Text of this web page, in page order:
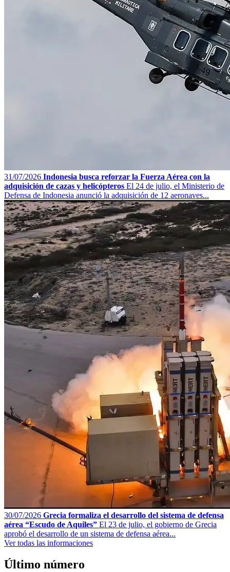
31/07/2026 Indonesia busca reforzar la Fuerza Aérea con la
adquisición de cazas y helicópteros El 24 de julio, el Ministerio de
Defensa de Indonesia anunció la adquisición de 12 aeronaves...
30/07/2026 Grecia formaliza el desarrollo del sistema de defensa
aérea “Escudo de Aquiles” El 23 de julio, el gobierno de Grecia
aprobó el desarrollo de un sistema de defensa aérea...
Ver todas las informaciones
Último número